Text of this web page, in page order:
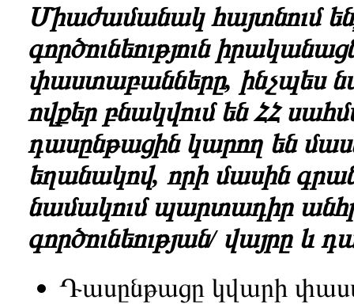
Միաժամանակ հայտնում
գործունեություն
փաստաբանները, ինչպես
ովքեր բնակվում են ՀՀ
դասընթացին կարող են
եղանակով, որի մասին
նամակումպարտադիր
գործունեության/ վայրը և
Դասընթացը կվարի